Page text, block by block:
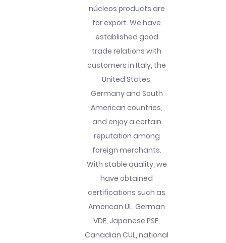
núcleos products are
for export. We have
established good
trade relations with
customers in Italy, the
United States,
Germany and South
American countries,
and enjoy a certain
reputation among
foreign merchants.
With stable quality, we
have obtained
certifications such as
American UL, German
VDE, Japanese PSE,
Canadian CUL, national